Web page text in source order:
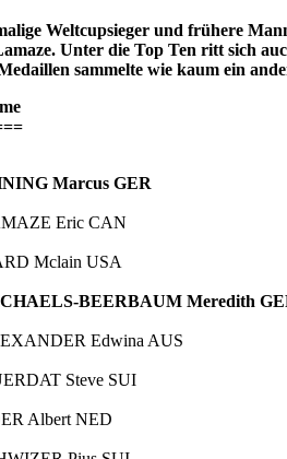
Weltcupsieger und frühere
Unter die Top Ten ritt sich
sammelte wie kaum ein
GER
Eric CAN
USA
BEERBAUM Meredith
Edwina AUS
Steve SUI
NED